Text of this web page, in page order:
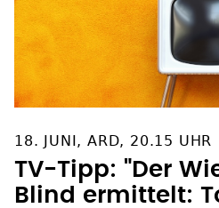
18. JUNI, ARD, 20.15 UHR
TV-Tipp: "Der
Blind ermittelt: